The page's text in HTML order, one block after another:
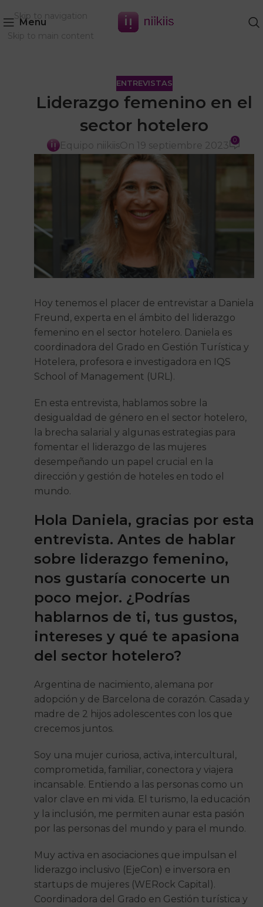
Skip to navigation
Skip to main content
Menu
ENTREVISTAS
Liderazgo femenino en el
sector hotelero
Equipo niikiisOn 19 septiembre 2023 0
Hoy tenemos el placer de entrevistar a Daniela
Freund, experta en el ámbito del liderazgo
femenino en el sector hotelero. Daniela es
coordinadora del Grado en Gestión Turística y
Hotelera, profesora e investigadora en IQS
School of Management (URL).
En esta entrevista, hablamos sobre la
desigualdad de género en el sector hotelero,
la brecha salarial y algunas estrategias para
fomentar el liderazgo de las mujeres
desempeñando un papel crucial en la
dirección y gestión de hoteles en todo el
mundo.
Hola Daniela, gracias por esta
entrevista. Antes de hablar
sobre liderazgo femenino,
nos gustaría conocerte un
poco mejor. ¿Podrías
hablarnos de ti, tus gustos,
intereses y qué te apasiona
del sector hotelero?
Argentina de nacimiento, alemana por
adopción y de Barcelona de corazón. Casada y
madre de 2 hijos adolescentes con los que
crecemos juntos.
Soy una mujer curiosa, activa, intercultural,
comprometida, familiar, conectora y viajera
incansable. Entiendo a las personas como un
valor clave en mi vida. El turismo, la educación
y la inclusión, me permiten aunar esta pasión
por las personas del mundo y para el mundo.
Muy activa en asociaciones que impulsan el
liderazgo inclusivo (EjeCon) e inversora en
startups de mujeres (WERock Capital).
Coordinadora del Grado en Gestión turística y